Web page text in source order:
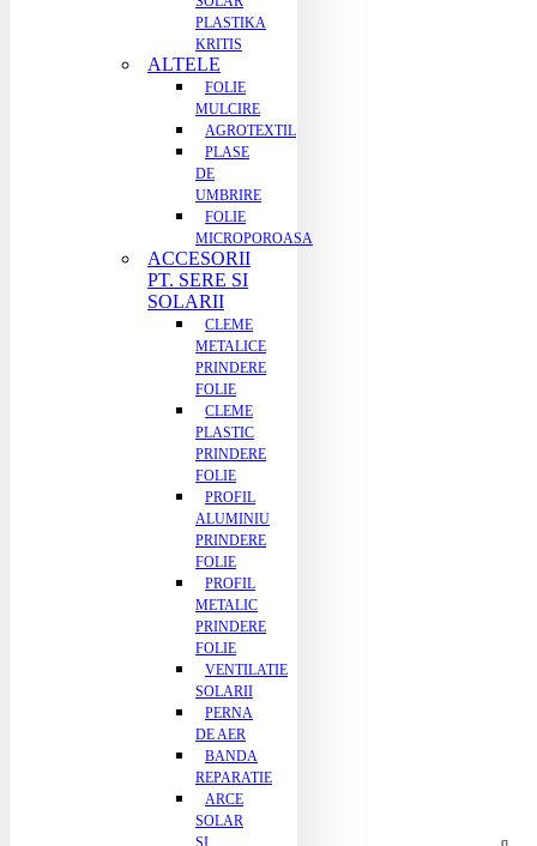
PLASTIKA
KRITIS
ALTELE
FOLIE
MULCIRE
AGROTEXTIL
PLASE
DE
UMBRIRE
FOLIE
MICROPOROASA
ACCESORII
PT. SERE SI
SOLARII
CLEME
METALICE
PRINDERE
FOLIE
CLEME
PLASTIC
PRINDERE
FOLIE
PROFIL
ALUMINIU
PRINDERE
FOLIE
PROFIL
METALIC
PRINDERE
FOLIE
VENTILATIE
SOLARII
PERNA
DE AER
BANDA
REPARATIE
ARCE
SOLAR
SI